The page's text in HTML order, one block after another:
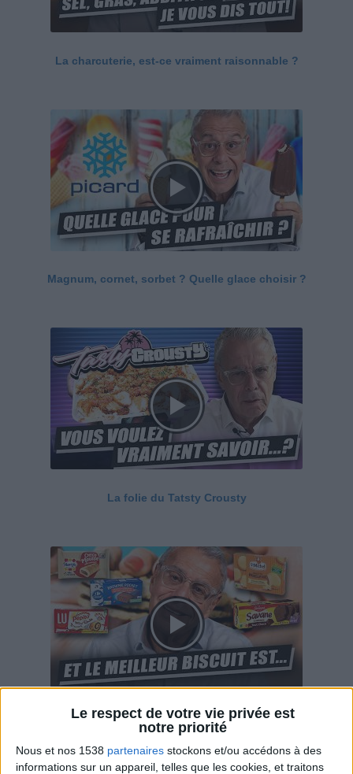
Le respect de votre vie privée est
notre priorité
Nous et nos 1538 partenaires stockons et/ou accédons à des
informations sur un appareil, telles que les cookies, et traitons
La charcuterie, est-ce vraiment raisonnable ?
Magnum, cornet, sorbet ? Quelle glace choisir ?
La folie du Tatsty Crousty
Savane, LU, Pepito, Harrys... Que valent vraiment
ces gâteaux ?